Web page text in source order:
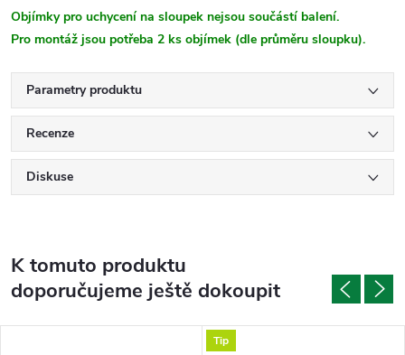
Objímky pro uchycení na sloupek nejsou součástí balení.
Pro montáž jsou potřeba 2 ks objímek (dle průměru sloupku).
Parametry produktu
Recenze
Diskuse
K tomuto produktu
doporučujeme ještě dokoupit
Tip